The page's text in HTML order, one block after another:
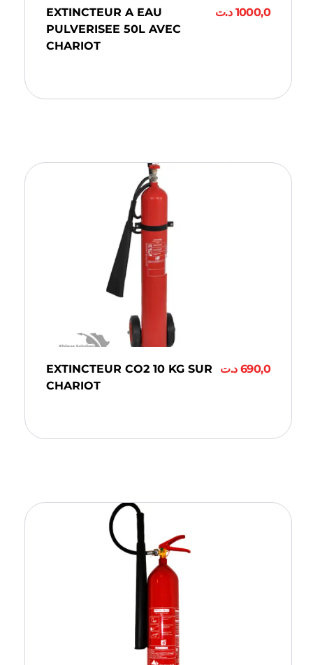
EXTINCTEUR A EAU
PULVERISEE 50L AVEC
CHARIOT
1000,0 د.ت
EXTINCTEUR CO2 10 KG SUR
CHARIOT
690,0 د.ت